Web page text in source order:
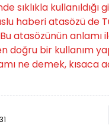
sıklıkla
haberi atasözü de
atasözünün anlamı
doğru bir kullanım
ne demek, kısaca